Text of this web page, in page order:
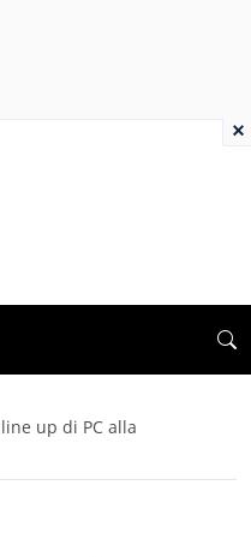
up di PC alla
×